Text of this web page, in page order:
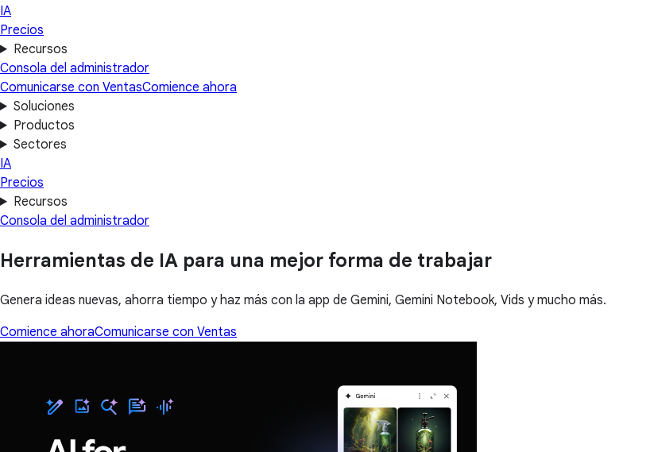
IA
Precios
Recursos
Consola del administrador
Comunicarse con VentasComience ahora
Soluciones
Productos
Sectores
IA
Precios
Recursos
Consola del administrador
Herramientas de IA para una mejor forma de trabajar
Genera ideas nuevas, ahorra tiempo y haz más con la app de Gemini, Gemini Notebook, Vids y mucho más.
Comience ahoraComunicarse con Ventas